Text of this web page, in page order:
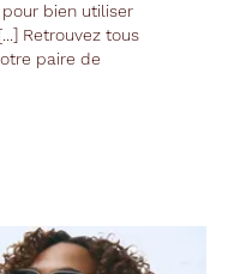
pour bien utiliser
Retrouvez tous
paire de